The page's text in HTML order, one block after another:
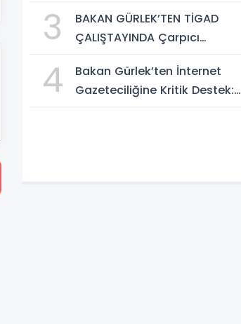
Abdul Kalam İlham Ödülü
2026”
3
BAKAN GÜRLEK’TEN TİGAD
ÇALIŞTAYINDA Çarpıcı
Yeni Bir Aydınlığa Uyanacağız"
4
Bakan Gürlek’ten İnternet
Gazeteciliğine Kritik Destek: